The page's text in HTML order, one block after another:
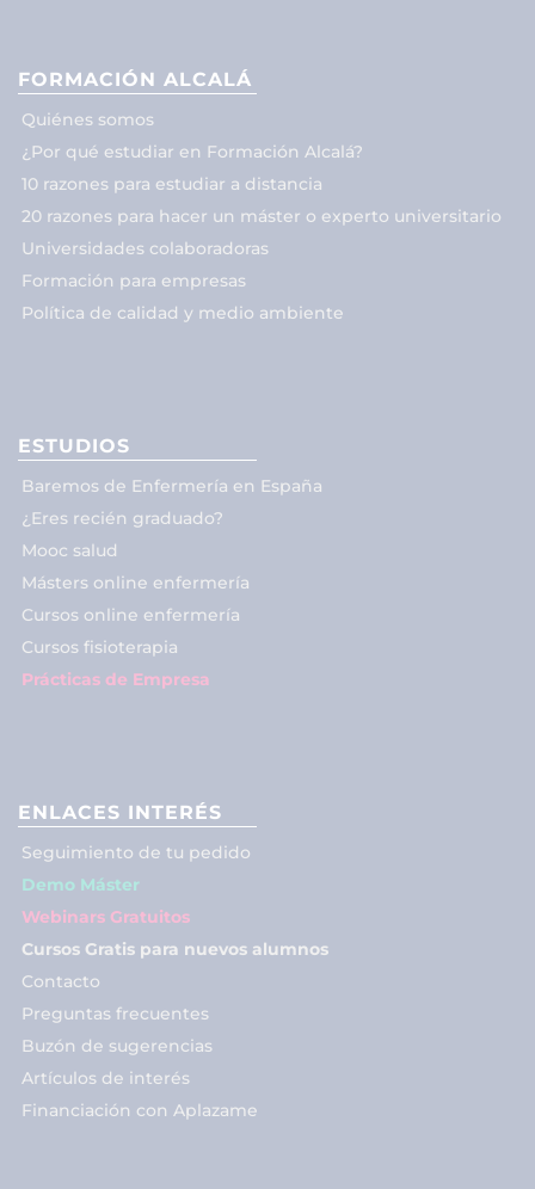
FORMACIÓN ALCALÁ
Quiénes somos
¿Por qué estudiar en Formación Alcalá?
10 razones para estudiar a distancia
20 razones para hacer un máster o experto universitario
Universidades colaboradoras
Formación para empresas
Política de calidad y medio ambiente
ESTUDIOS
Baremos de Enfermería en España
¿Eres recién graduado?
Mooc salud
Másters online enfermería
Cursos online enfermería
Cursos fisioterapia
Prácticas de Empresa
ENLACES INTERÉS
Seguimiento de tu pedido
Demo Máster
Webinars Gratuitos
Cursos Gratis para nuevos alumnos
Contacto
Preguntas frecuentes
Buzón de sugerencias
Artículos de interés
Financiación con Aplazame